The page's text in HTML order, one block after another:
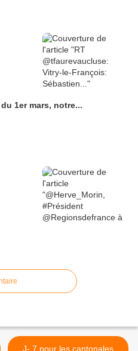
1er mars, notre...
J- 7 pour les cantonales